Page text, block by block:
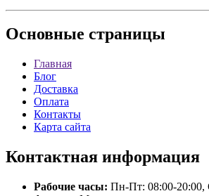
Основные страницы
Главная
Блог
Доставка
Оплата
Контакты
Карта сайта
Контактная информация
Рабочие часы: Пн-Пт: 08:00-20:00,